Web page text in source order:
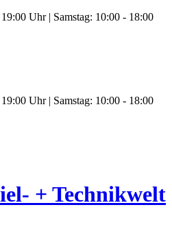
Uhr | Samstag: 10:00 - 18:00
Uhr | Samstag: 10:00 - 18:00